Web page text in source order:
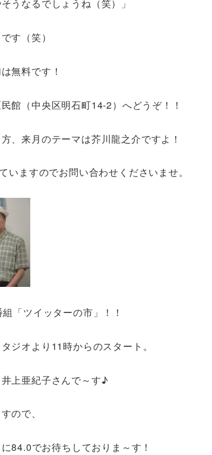
うなるでしょうね（笑）」
す（笑）
無料です！
館（中央区明石町14-2）へどうぞ！！
、来月のテーマは芥川龍之介ですよ！
いますのでお問い合わせくださいませ。
「ツイッターの市」！！
ジオより11時からのスタート。
上亜紀子さんで～す♪
ので、
84.0でお待ちしておりま～す！